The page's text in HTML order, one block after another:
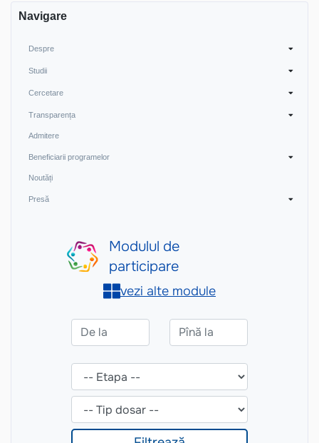
Navigare
Despre
Studii
Cercetare
Transparența
Admitere
Beneficiarii programelor
Noutăți
Presă